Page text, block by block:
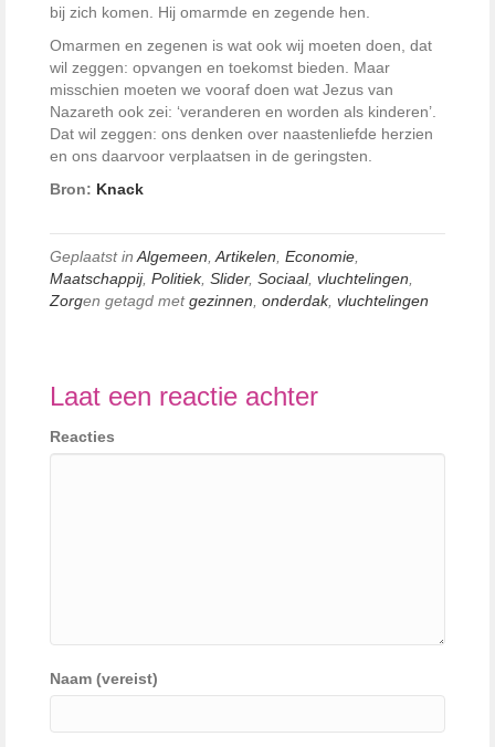
bij zich komen. Hij omarmde en zegende hen.
Omarmen en zegenen is wat ook wij moeten doen, dat
wil zeggen: opvangen en toekomst bieden. Maar
misschien moeten we vooraf doen wat Jezus van
Nazareth ook zei: ‘veranderen en worden als kinderen’.
Dat wil zeggen: ons denken over naastenliefde herzien
en ons daarvoor verplaatsen in de geringsten.
Bron: Knack
Geplaatst in Algemeen Artikelen Economie
Maatschappij, Politiek, Slider, Sociaal, vluchtelingen
Zorgen getagd metgezinnen onderdak, vluchtelingen
Laat een reactie achter
Reacties
Naam (vereist)